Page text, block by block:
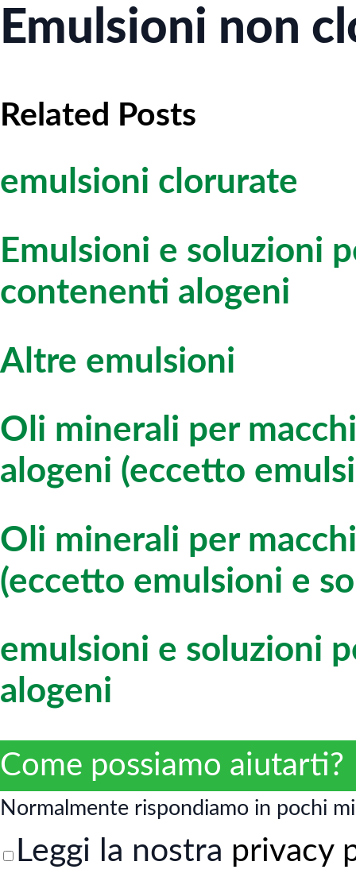
Emulsioni non
Related Posts
emulsioni clorurate
Emulsioni e soluzioni
contenenti alogeni
Altre emulsioni
Oli minerali per
alogeni (eccetto
Oli minerali per
(eccetto emulsioni e
emulsioni e soluzioni
alogeni
Come possiamo aiutarti?
Normalmente rispondiamo in pochi
Leggi la nostra privacy